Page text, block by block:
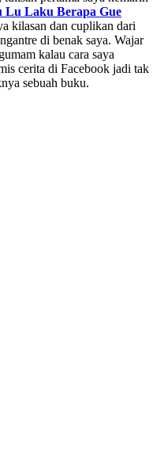
Lu Laku Berapa Gue
kilasan dan cuplikan dari
di benak saya. Wajar
kalau cara saya
cerita di Facebook jadi tak
sebuah buku.